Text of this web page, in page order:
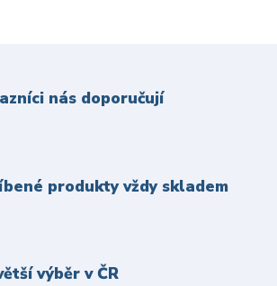
nás doporučují
produkty vždy skladem
výběr v ČR